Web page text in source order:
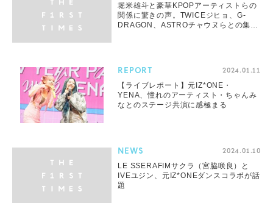
堀米雄斗と豪華KPOPアーティストらの
関係に驚きの声。TWICEジヒョ、G-
DRAGON、ASTROチャウヌらとの集合
REPORT 2024.01.11
【ライブレポート】元IZ*ONE・
YENA、憧れのアーティスト・ちゃんみ
なとのステージ共演に感極まる
NEWS 2024.01.10
LE SSERAFIMサクラ（宮脇咲良）と
IVEユジン、元IZ*ONEダンスコラボが話
題